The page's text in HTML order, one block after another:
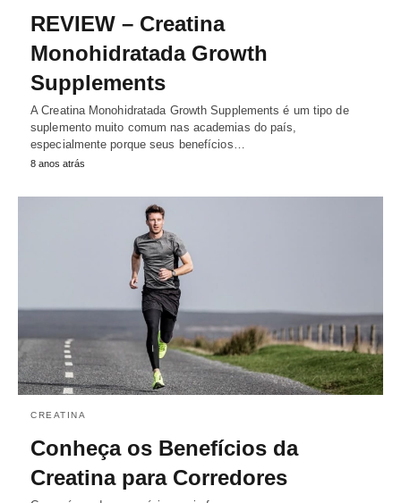
REVIEW – Creatina
Monohidratada Growth
Supplements
A Creatina Monohidratada Growth Supplements é um tipo de
suplemento muito comum nas academias do país,
especialmente porque seus benefícios…
8 anos atrás
CREATINA
Conheça os Benefícios da
Creatina para Corredores